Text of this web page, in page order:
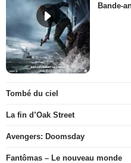
Bande-
Tombé du ciel
La fin d’Oak Street
Avengers: Doomsday
Fantômas – Le nouveau monde